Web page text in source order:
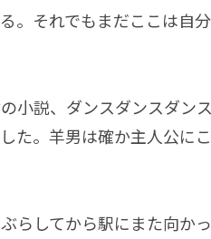
。それでもまだここは自
小説、ダンスダンスダン
た。羊男は確か主人公に
らしてから駅にまた向か